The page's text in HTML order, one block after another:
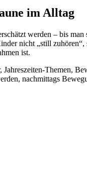
im Alltag
werden – bis
nicht „still
ist.
Themen,
nachmittags